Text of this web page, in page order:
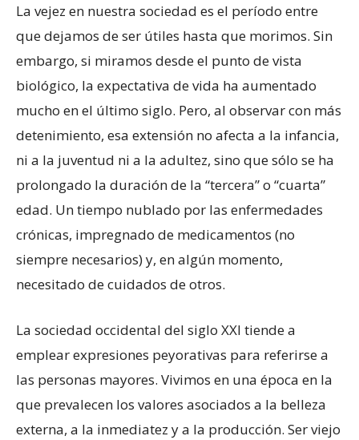
La vejez en nuestra sociedad es el período entre
que dejamos de ser útiles hasta que morimos. Sin
embargo, si miramos desde el punto de vista
biológico, la expectativa de vida ha aumentado
mucho en el último siglo. Pero, al observar con más
detenimiento, esa extensión no afecta a la infancia,
ni a la juventud ni a la adultez, sino que sólo se ha
prolongado la duración de la “tercera” o “cuarta”
edad. Un tiempo nublado por las enfermedades
crónicas, impregnado de medicamentos (no
siempre necesarios) y, en algún momento,
necesitado de cuidados de otros.
La sociedad occidental del siglo XXI tiende a
emplear expresiones peyorativas para referirse a
las personas mayores. Vivimos en una época en la
que prevalecen los valores asociados a la belleza
externa, a la inmediatez y a la producción. Ser viejo